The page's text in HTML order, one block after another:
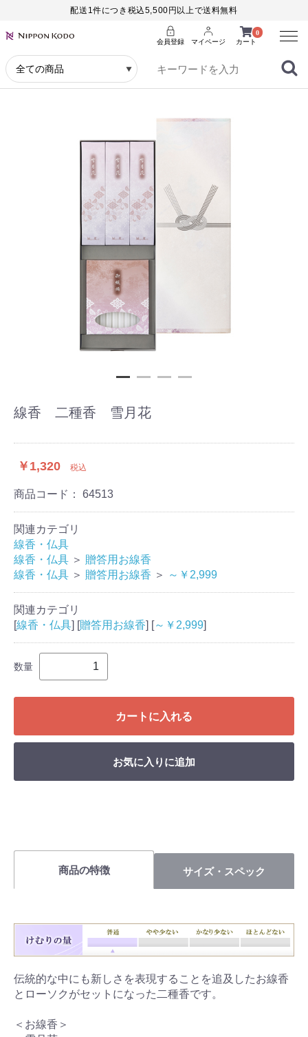
配送1件につき税込5,500円以上で送料無料
0
カート
会員登録 マイページ
Menu
線香 二種香 雪月花
￥1,320 税込
商品コード： 64513
関連カテゴリ
線香・仏具
線香・仏具 ＞ 贈答用お線香
線香・仏具 ＞ 贈答用お線香 ＞ ～￥2,999
関連カテゴリ
[線香・仏具] [贈答用お線香] [～￥2,999]
数量
カートに入れる
お気に入りに追加
商品の特徴 サイズ・スペック
伝統的な中にも新しさを表現することを追及したお線香
とローソクがセットになった二種香です。
＜お線香＞